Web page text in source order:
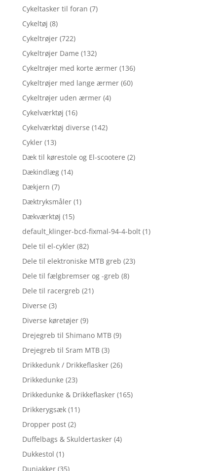
Cykeltasker til foran (7)
Cykeltøj (8)
Cykeltrøjer (722)
Cykeltrøjer Dame (132)
Cykeltrøjer med korte ærmer (136)
Cykeltrøjer med lange ærmer (60)
Cykeltrøjer uden ærmer (4)
Cykelværktøj (16)
Cykelværktøj diverse (142)
Cykler (13)
Dæk til kørestole og El-scootere (2)
Dækindlæg (14)
Dækjern (7)
Dæktryksmåler (1)
Dækværktøj (15)
default_klinger-bcd-fixmal-94-4-bolt (1)
Dele til el-cykler (82)
Dele til elektroniske MTB greb (23)
Dele til fælgbremser og -greb (8)
Dele til racergreb (21)
Diverse (3)
Diverse køretøjer (9)
Drejegreb til Shimano MTB (9)
Drejegreb til Sram MTB (3)
Drikkedunk / Drikkeflasker (26)
Drikkedunke (23)
Drikkedunke & Drikkeflasker (165)
Drikkerygsæk (11)
Dropper post (2)
Duffelbags & Skuldertasker (4)
Dukkestol (1)
Dunjakker (35)